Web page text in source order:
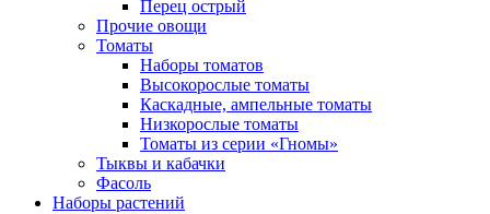
Перец острый
Прочие овощи
Томаты
Наборы томатов
Высокорослые томаты
Каскадные, ампельные томаты
Низкорослые томаты
Томаты из серии «Гномы»
Тыквы и кабачки
Фасоль
Наборы растений